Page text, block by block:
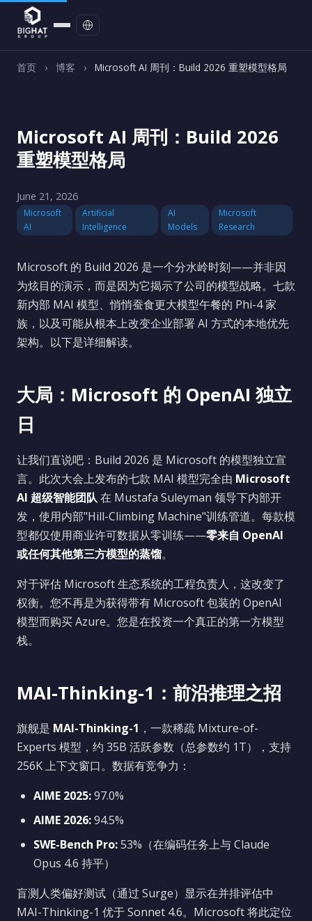
首页 › 博客 › Microsoft AI 周刊：Build 2026 重塑模型格局
Microsoft AI 周刊：Build 2026
重塑模型格局
June 21, 2026
Microsoft
AI
Artificial
Intelligence
AI
Models
Microsoft
Research
Microsoft 的 Build 2026 是一个分水岭时刻——并非因
为炫目的演示，而是因为它揭示了公司的模型战略。七款
新内部 MAI 模型、悄悄蚕食更大模型午餐的 Phi-4 家
族，以及可能从根本上改变企业部署 AI 方式的本地优先
架构。以下是详细解读。
大局：Microsoft 的 OpenAI 独立
日
让我们直说吧：Build 2026 是 Microsoft 的模型独立宣
言。此次大会上发布的七款 MAI 模型完全由 Microsoft
AI 超级智能团队在 Mustafa Suleyman 领导下内部开
发，使用内部"Hill-Climbing Machine"训练管道。每款模
型都仅使用商业许可数据从零训练——零来自 OpenAI
或任何其他第三方模型的蒸馏。
对于评估 Microsoft 生态系统的工程负责人，这改变了
权衡。您不再是为获得带有 Microsoft 包装的 OpenAI
模型而购买 Azure。您是在投资一个真正的第一方模型
栈。
MAI-Thinking-1：前沿推理之招
旗舰是 MAI-Thinking-1 ，一款稀疏 Mixture-of-
Experts 模型，约 35B 活跃参数（总参数约 1T），支持
256K 上下文窗口。数据有竞争力：
AIME 2025:97.0%
AIME 2026:94.5%
SWE-Bench Pro:53%（在编码任务上与 Claude
Opus 4.6 持平）
盲测人类偏好测试（通过 Surge）显示在并排评估中
MAI-Thinking-1 优于 Sonnet 4.6。Microsoft 将此定位